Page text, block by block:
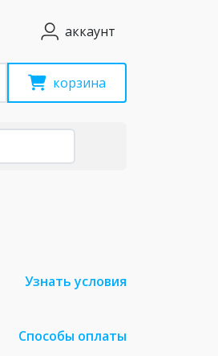
аккаунт
корзина
Узнать условия
Способы оплаты